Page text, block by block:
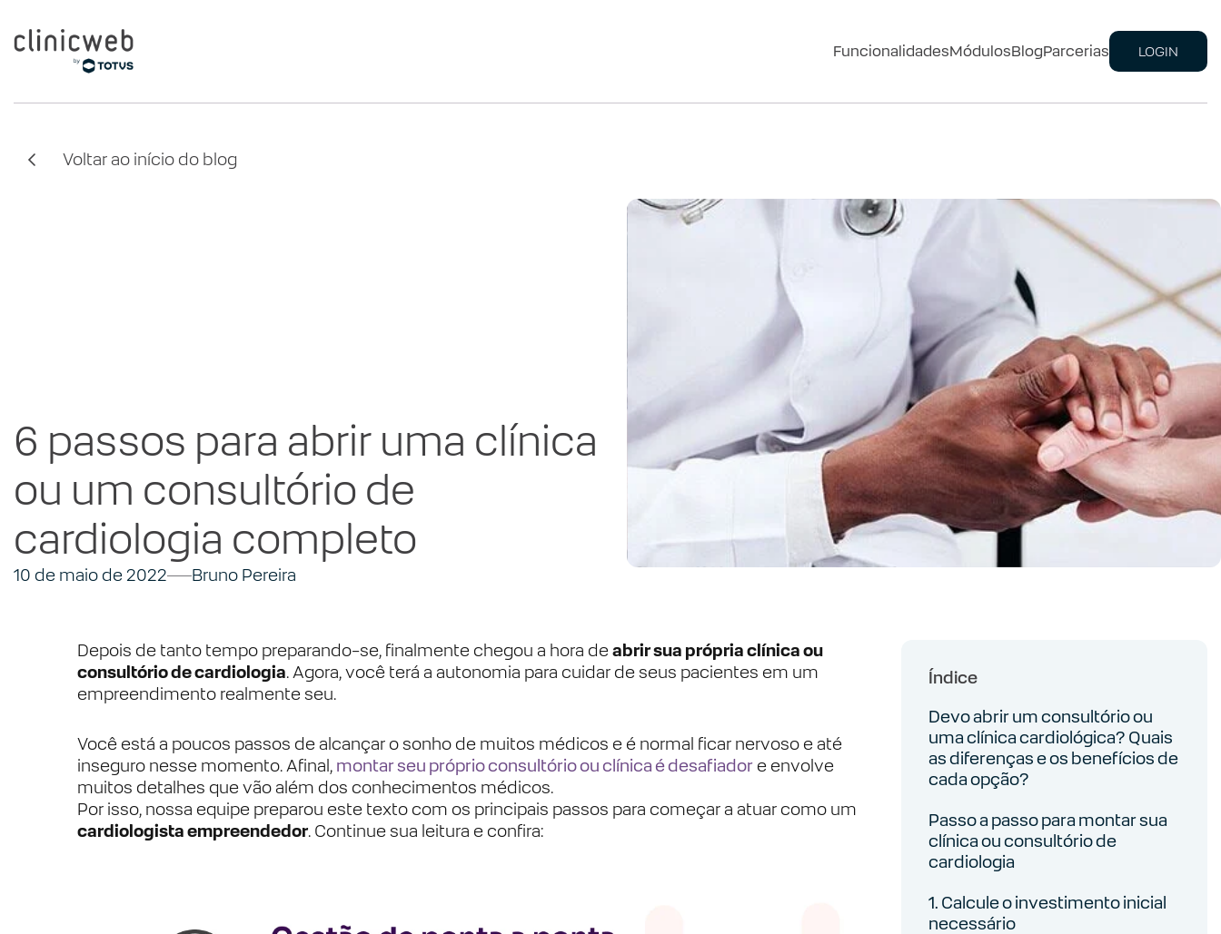
FuncionalidadesMódulosBlogParcerias LOGIN
Voltar ao início do blog
6 passos para abrir uma clínica
ou um consultório de
cardiologia completo
10 de maio de 2022 Bruno Pereira
Depois de tanto tempo preparando-se, finalmente chegou a hora de abrir sua própria clínica ou
consultório de cardiologia. Agora, você terá a autonomia para cuidar de seus pacientes em um
empreendimento realmente seu.
Você está a poucos passos de alcançar o sonho de muitos médicos e é normal ficar nervoso e até
inseguro nesse momento. Afinal, montar seu próprio consultório ou clínica é desafiador e envolve
muitos detalhes que vão além dos conhecimentos médicos.
Por isso, nossa equipe preparou este texto com os principais passos para começar a atuar como um
cardiologista empreendedor. Continue sua leitura e confira:
Índice
Devo abrir um consultório ou
uma clínica cardiológica? Quais
as diferenças e os benefícios de
cada opção?
Passo a passo para montar sua
clínica ou consultório de
cardiologia
1. Calcule o investimento inicial
necessário